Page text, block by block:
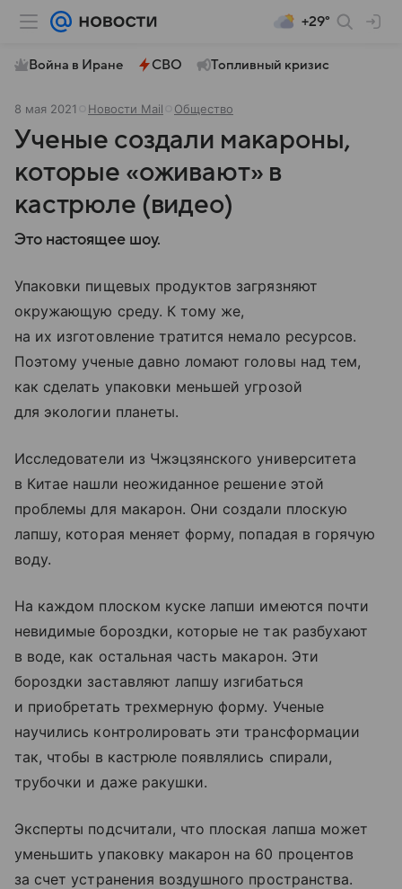
+29°
Война в Иране СВО Топливный кризис
8 мая 2021 Новости Mail Общество
Ученые создали макароны,
которые «оживают» в
кастрюле (видео)
Это настоящее шоу.
Упаковки пищевых продуктов загрязняют
окружающую среду. К тому же,
на их изготовление тратится немало ресурсов.
Поэтому ученые давно ломают головы над тем,
как сделать упаковки меньшей угрозой
для экологии планеты.
Исследователи из Чжэцзянского университета
в Китае нашли неожиданное решение этой
проблемы для макарон. Они создали плоскую
лапшу, которая меняет форму, попадая в горячую
воду.
На каждом плоском куске лапши имеются почти
невидимые бороздки, которые не так разбухают
в воде, как остальная часть макарон. Эти
бороздки заставляют лапшу изгибаться
и приобретать трехмерную форму. Ученые
научились контролировать эти трансформации
так, чтобы в кастрюле появлялись спирали,
трубочки и даже ракушки.
Эксперты подсчитали, что плоская лапша может
уменьшить упаковку макарон на 60 процентов
за счет устранения воздушного пространства.